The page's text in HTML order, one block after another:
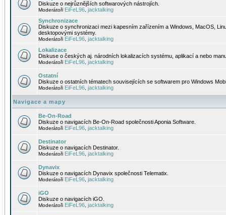
Diskuze o nejrůznějších softwarových nástrojích.
Moderátoři EiFeL96 jacktalking
Synchronizace
Diskuze o synchronizaci mezi kapesním zařízením a Windows, MacOS,
desktopovými systémy.
Moderátoři EiFeL96 jacktalking
Lokalizace
Diskuse o českých aj. národních lokalizacích systému, aplikací a nebo
Moderátoři EiFeL96 jacktalking
Ostatní
Diskuze o ostatních tématech souvisejících se softwarem pro Windows
Moderátoři EiFeL96 jacktalking
Navigace a mapy
Be-On-Road
Diskuze o navigacích Be-On-Road společnosti Aponia Software.
Moderátoři EiFeL96 jacktalking
Destinator
Diskuze o navigacích Destinator.
Moderátoři EiFeL96 jacktalking
Dynavix
Diskuze o navigacích Dynavix společnosti Telematix.
Moderátoři EiFeL96 jacktalking
iGO
Diskuze o navigacích iGO.
Moderátoři EiFeL96 jacktalking